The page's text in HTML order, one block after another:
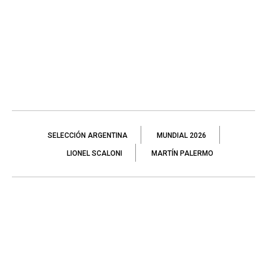
SELECCIÓN ARGENTINA MUNDIAL 2026
LIONEL SCALONI MARTÍN PALERMO